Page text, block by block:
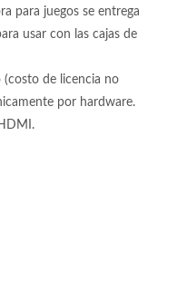
para juegos se entrega
usar con las cajas de
de licencia no
por hardware.